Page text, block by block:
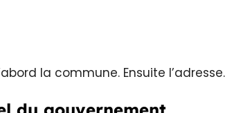
la commune. Ensuite l’adresse.